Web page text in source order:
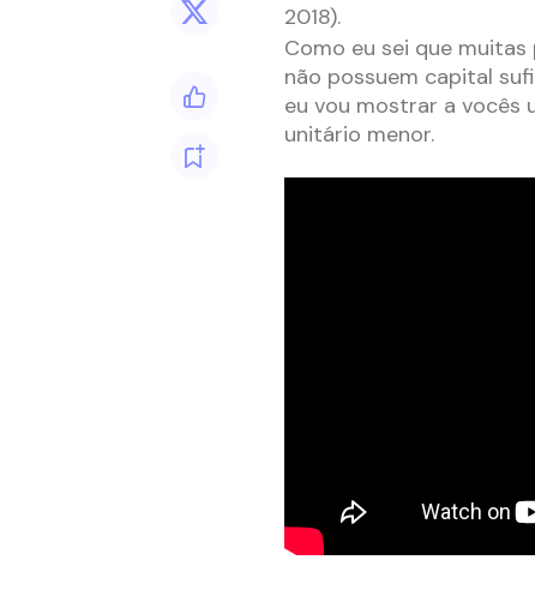
2018).
Como eu sei que
não possuem capital
eu vou mostrar a vocês
unitário menor.